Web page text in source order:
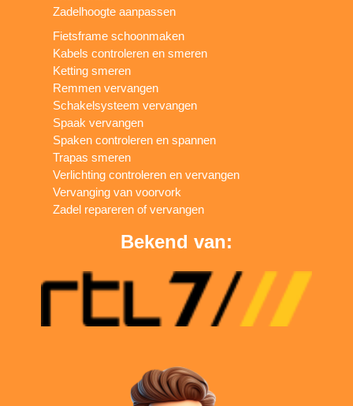
Zadelhoogte aanpassen
Fietsframe schoonmaken
Kabels controleren en smeren
Ketting smeren
Remmen vervangen
Schakelsysteem vervangen
Spaak vervangen
Spaken controleren en spannen
Trapas smeren
Verlichting controleren en vervangen
Vervanging van voorvork
Zadel repareren of vervangen
Bekend van: